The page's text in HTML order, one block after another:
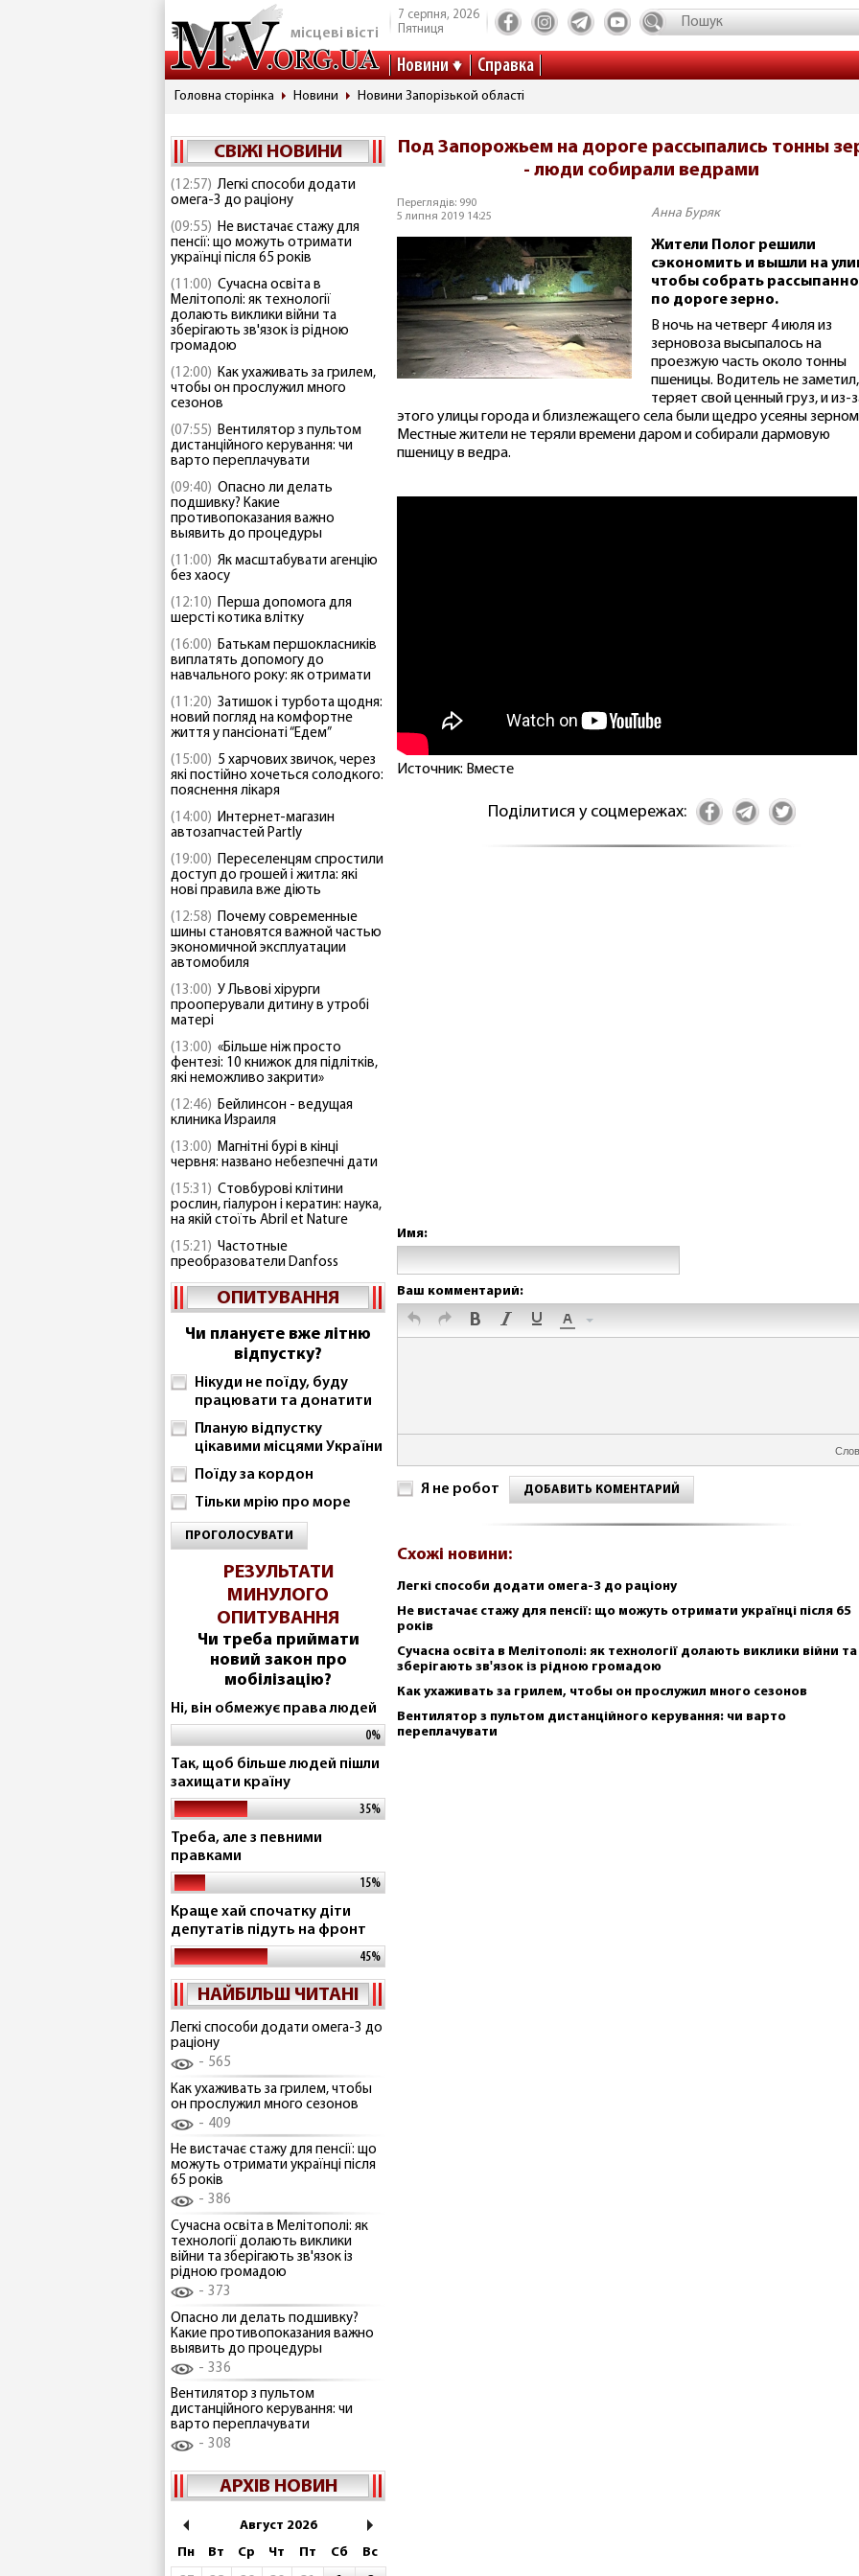
місцеві вісті
7 серпня, 2026
Пятниця
Новини Справка
Головна сторінка Новини Новини Запорізькой області
СВІЖІ НОВИНИ
(12:57) Легкі способи додати
омега-3 до раціону
(09:55) Не вистачає стажу для
пенсії: що можуть отримати
українці після 65 років
(11:00) Сучасна освіта в
Мелітополі: як технології
долають виклики війни та
зберігають зв'язок із рідною
громадою
(12:00) Как ухаживать за грилем,
чтобы он прослужил много
сезонов
(07:55) Вентилятор з пультом
дистанційного керування: чи
варто переплачувати
(09:40) Опасно ли делать
подшивку? Какие
противопоказания важно
выявить до процедуры
(11:00) Як масштабувати агенцію
без хаосу
(12:10) Перша допомога для
шерсті котика влітку
(16:00) Батькам першокласників
виплатять допомогу до
навчального року: як отримати
(11:20) Затишок і турбота щодня:
новий погляд на комфортне
життя у пансіонаті “Едем”
(15:00) 5 харчових звичок, через
які постійно хочеться солодкого:
пояснення лікаря
(14:00) Интернет-магазин
автозапчастей Partly
(19:00) Переселенцям спростили
доступ до грошей і житла: які
нові правила вже діють
(12:58) Почему современные
шины становятся важной частью
экономичной эксплуатации
автомобиля
(13:00) У Львові хірурги
прооперували дитину в утробі
матері
(13:00) «Більше ніж просто
фентезі: 10 книжок для підлітків,
які неможливо закрити»
(12:46) Бейлинсон - ведущая
клиника Израиля
(13:00) Магнітні бурі в кінці
червня: названо небезпечні дати
(15:31) Стовбурові клітини
рослин, гіалурон і кератин: наука,
на якій стоїть Abril et Nature
(15:21) Частотные
преобразователи Danfoss
ОПИТУВАННЯ
Чи плануєте вже літню
відпустку?
Нікуди не поїду, буду
працювати та донатити
Планую відпустку
цікавими місцями України
Поїду за кордон
Тільки мрію про море
ПРОГОЛОСУВАТИ
РЕЗУЛЬТАТИ
МИНУЛОГО
ОПИТУВАННЯ
Чи треба приймати
новий закон про
мобілізацію?
Ні, він обмежує права людей
0%
Так, щоб більше людей пішли
захищати країну
35%
Треба, але з певними
правками
15%
Краще хай спочатку діти
депутатів підуть на фронт
45%
НАЙБІЛЬШ ЧИТАНІ
Легкі способи додати омега-3 до
раціону
565
Как ухаживать за грилем, чтобы
он прослужил много сезонов
409
Не вистачає стажу для пенсії: що
можуть отримати українці після
65 років
386
Сучасна освіта в Мелітополі: як
технології долають виклики
війни та зберігають зв'язок із
рідною громадою
373
Опасно ли делать подшивку?
Какие противопоказания важно
выявить до процедуры
336
Вентилятор з пультом
дистанційного керування: чи
варто переплачувати
308
АРХІВ НОВИН
Август 2026
Пн
Вт Ср Чт Пт Сб
Вс
Под Запорожьем на дороге рассыпались тонны
- люди собирали ведрами
Переглядів: 990
5 липня 2019 14:25
Анна Буряк
Жители Полог решили
сэкономить и вышли на
чтобы собрать
по дороге зерно.
В ночь на четверг 4 июля из
зерновоза высыпалось на
проезжую часть около тонны
пшеницы. Водитель не
теряет свой ценный груз, и из-
этого улицы города и близлежащего села были щедро усеяны
Местные жители не теряли времени даром и собирали дармовую
пшеницу в ведра.
Источник: Вместе
Поділитися у соцмережах:
Имя:
Ваш комментарий:
Я не робот ДОБАВИТЬ КОМЕНТАРИЙ
Схожі новини:
Легкі способи додати омега-3 до раціону
Не вистачає стажу для пенсії: що можуть отримати українці після 65
років
Сучасна освіта в Мелітополі: як технології долають виклики війни та
зберігають зв'язок із рідною громадою
Как ухаживать за грилем, чтобы он прослужил много сезонов
Вентилятор з пультом дистанційного керування: чи варто
переплачувати